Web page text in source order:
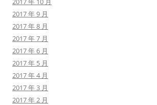
2017 年 9 月
2017 年 8 月
2017 年 7 月
2017 年 6 月
2017 年 5 月
2017 年 4 月
2017 年 3 月
2017 年 2 月